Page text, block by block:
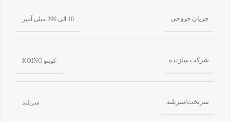
جریان خروجی 10 الی 200 میلی آمپر
شرکت سازنده کوینو KOINO
سرتخت/سربلند سربلند